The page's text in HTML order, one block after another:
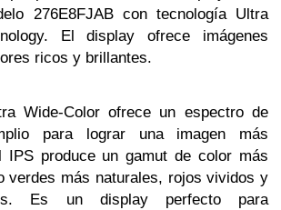
276E8FJAB con tecnología Ultra
El display ofrece imágenes
ricos y brillantes.
Wide-Color ofrece un espectro de
para lograr una imagen más
IPS produce un gamut de color más
verdes más naturales, rojos vividos y
Es un display perfecto para